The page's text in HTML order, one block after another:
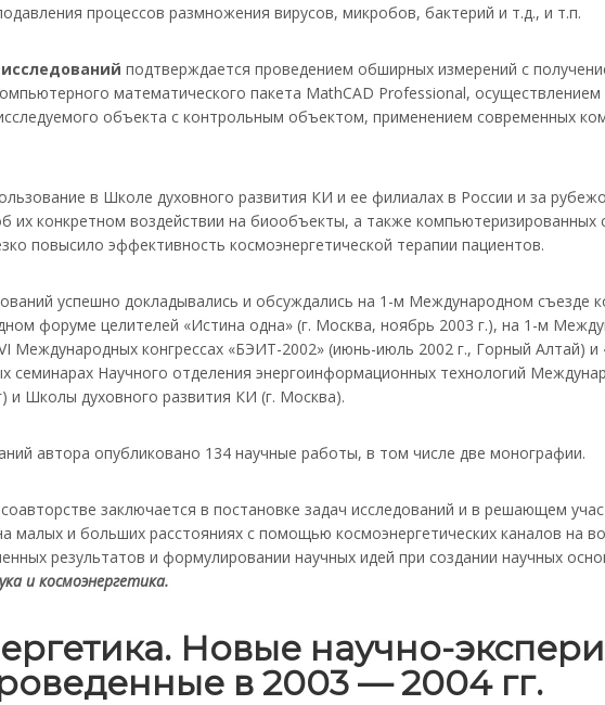
процессов размножения вирусов, микробов, бактерий и т.д., и т.п.
подтверждается проведением обширных измерений с
математического пакета MathCAD Professional,
объекта с контрольным объектом, применением современных
в Школе духовного развития КИ и ее филиалах в России и за
их конкретном воздействии на биообъекты, а также компьютеризированных
повысило эффективность космоэнергетической терапии пациентов.
успешно докладывались и обсуждались на 1-м Международном съезде
форуме целителей «Истина одна» (г. Москва, ноябрь 2003 г.), на 1-м
Международных конгрессах «БЭИТ-2002» (июнь-июль 2002 г., Горный Алтай)
семинарах Научного отделения энергоинформационных технологий
и Школы духовного развития КИ (г. Москва).
автора опубликовано 134 научные работы, в том числе две монографии.
заключается в постановке задач исследований и в решающем
малых и больших расстояниях с помощью космоэнергетических каналов на
результатов и формулировании научных идей при создании научных
и космоэнергетика.
Новые научно-
в 2003 — 2004 гг.